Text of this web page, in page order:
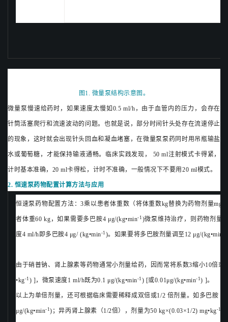
图1. 微量泵结构示意图。
微量泵慢速给药时，如果速度太慢如0.5 ml/h，由于血管内的压力，会存在
针筒活塞爬行和流速波动的问题。也就是说，部分时间针头处存在流速停止
的现象，这时就会出现针头回血和凝血堵塞，在微量泵泵药同时用吊瓶输盐
水或葡萄糖，才能保持输液通畅。临床实践发现， 50 ml注射模式卡得紧，
计时基本准确，20 ml卡得松，计时不准确，一般情况下不要用20 ml模式。
2. 恒速泵药物配置计算方法与应用
恒速泵药物配置方法：3乘以患者体重数（将体重数kg替换为药物剂量mg
者体重60 kg，如果需要多巴胺4 μg/(kg•min-1 )微泵维持治疗，则药物剂量
度4 ml/h即多巴胺4 μg/ (kg•min-1 )。如果要将多巴胺剂量调至12 μg/(kg•min
由于硝普钠、肾上腺素等药物通常小剂量给药，因而常将系数3缩小10倍
•kg-1 ) ]，微泵速度1 ml/h既为0.1 μg/(kg•min-1 ) [或0.01μg/(kg•min-1) ]。
以上为单倍剂量，还可根据临床需要稀释成双倍或1/2 倍剂量。如多巴胺（
μg/(kg•min-1)；异丙肾上腺素（1/2倍），剂量为50 kg×(0.03×1/2) mg•kg-1